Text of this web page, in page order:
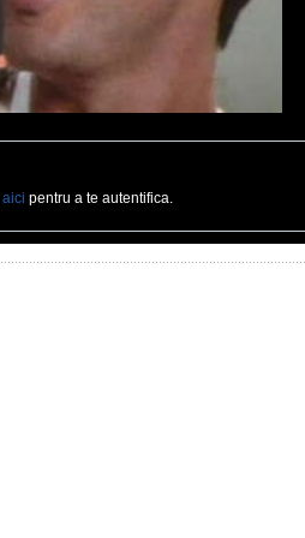
aici pentru a te autentifica.